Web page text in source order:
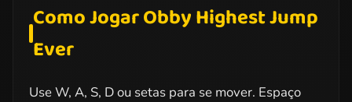
Como Jogar Obby Highest Jump
Ever
Use W, A, S, D ou setas para se mover. Espaço